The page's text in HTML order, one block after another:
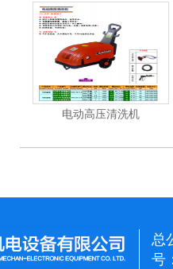
电动高压清洗机
总
号